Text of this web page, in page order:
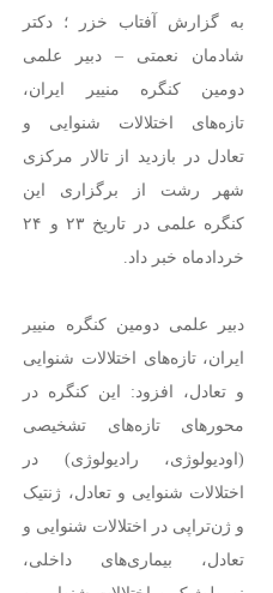
به گزارش آفتاب خزر ؛ دکتر
شادمان نعمتی – دبیر علمی
دومین کنگره منییر ایران،
تازه‌های اختلالات شنوایی و
تعادل در بازدید از تالار مرکزی
شهر رشت از برگزاری این
کنگره علمی در تاریخ ۲۳ و ۲۴
خردادماه خبر داد.
دبیر علمی دومین کنگره منییر
ایران، تازه‌های اختلالات شنوایی
و تعادل، افزود: این کنگره در
محورهای تازه‌های تشخیصی
(اودیولوژی، رادیولوژی) در
اختلالات شنوایی و تعادل، ژنتیک
و ژن‌تراپی در اختلالات شنوایی و
تعادل، بیماری‌های داخلی،